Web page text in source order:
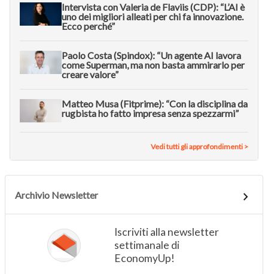
Intervista con Valeria de Flaviis (CDP): “L’AI è
uno dei migliori alleati per chi fa innovazione.
Ecco perché”
Paolo Costa (Spindox): “Un agente AI lavora
come Superman, ma non basta ammirarlo per
creare valore”
Matteo Musa (Fitprime): “Con la disciplina da
rugbista ho fatto impresa senza spezzarmi”
Vedi tutti gli approfondimenti >
Archivio Newsletter
Iscriviti alla newsletter
settimanale di
EconomyUp!